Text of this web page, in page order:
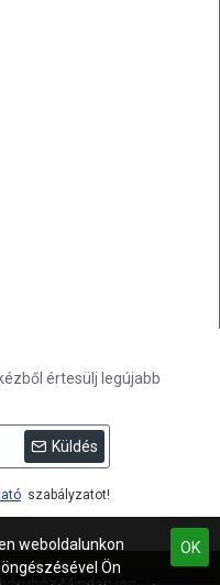
értesülj legújabb
Küldés
szabályzatot!
OK
weboldalunkon
Ön